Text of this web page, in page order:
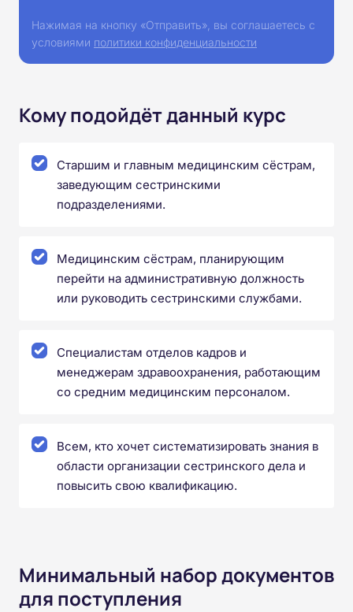
Нажимая на кнопку «Отправить», вы соглашаетесь с
условиями политики конфиденциальности
Кому подойдёт данный курс
Старшим и главным медицинским сёстрам,
заведующим сестринскими
подразделениями.
Медицинским сёстрам, планирующим
перейти на административную должность
или руководить сестринскими службами.
Специалистам отделов кадров и
менеджерам здравоохранения, работающим
со средним медицинским персоналом.
Всем, кто хочет систематизировать знания в
области организации сестринского дела и
повысить свою квалификацию.
Минимальный набор документов
для поступления